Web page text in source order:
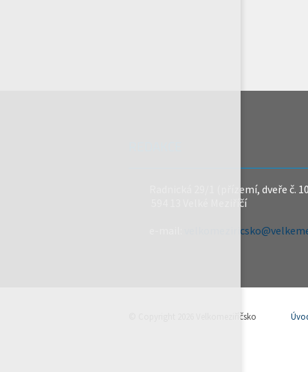
Radnická 29/1 (přízemí, dveře č.
594 13 Velké Meziříčí
© Copyright 2026 Velkomeziříčsko